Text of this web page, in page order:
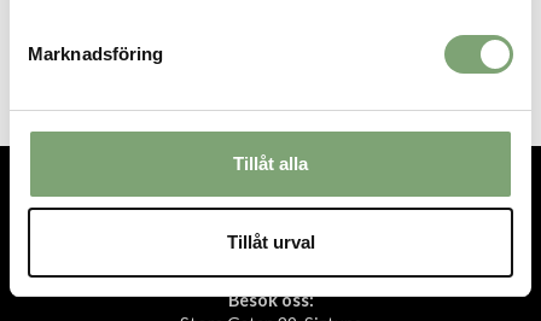
Marknadsföring
Tillåt alla
Tillåt urval
030931_5
TEL.08-592 512 13
Besök oss: